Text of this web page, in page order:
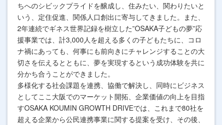
ちへのシビックプライドを醸成し、住みたい、関わりたいと
いう、定住促進、関係人口創出に寄与してきました。また、
2年連続でギネス世界記録を樹立した”OSAKA子どもの夢”応
援事業では、計3,000人を超える多くの子どもたちに、コロ
ナ禍にあっても、何事にも前向きにチャレンジすることの大
切さを伝えるとともに、夢を実現するという成功体験を共に
分かち合うことができました。
多様化する社会課題を連携、協働で解決し、同時にビジネス
としてここ大阪でのマーケット開拓、企業価値の向上を目指
すOSAKA KOUMIN GROWTH DRIVEでは、これまで80社を
超える企業から公民連携事業に関する提案を受け、その後、